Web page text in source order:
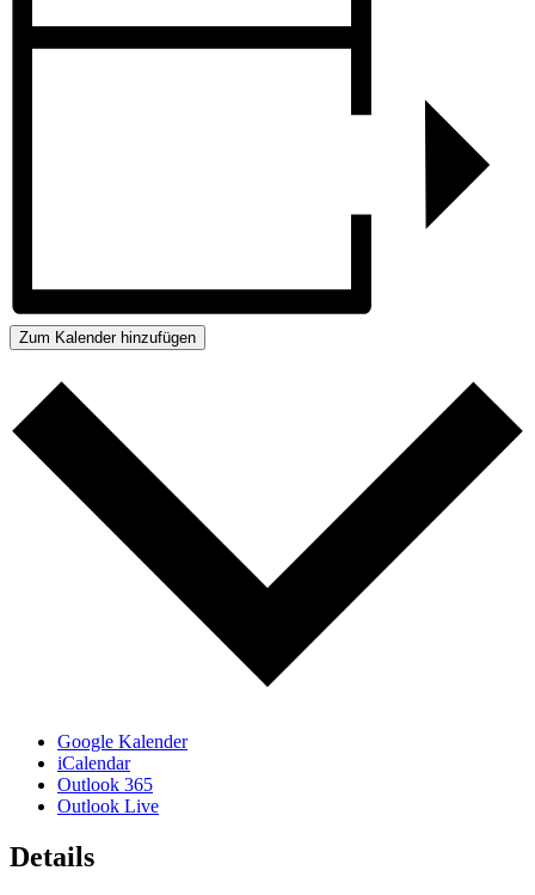
Zum Kalender hinzufügen
Google Kalender
iCalendar
Outlook 365
Outlook Live
Details